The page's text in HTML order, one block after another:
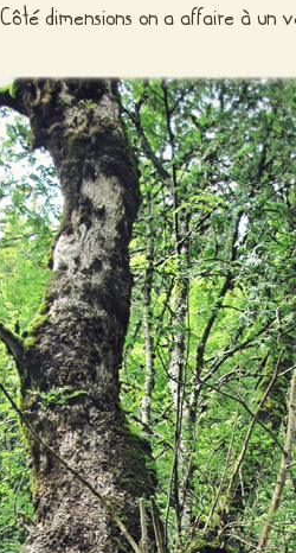
Côté dimensions on a affaire à un